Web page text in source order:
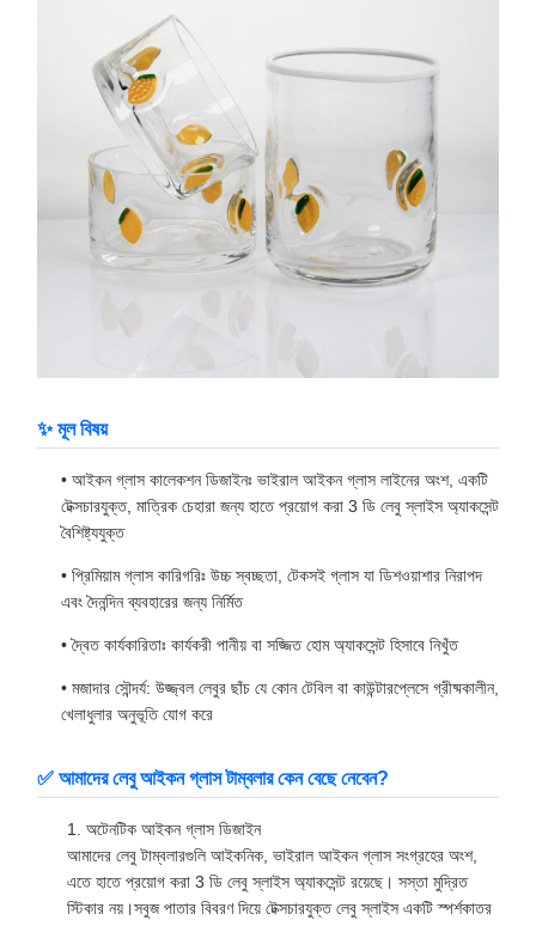
✨ মূল বিষয়
• আইকন গ্লাস কালেকশন ডিজাইনঃ ভাইরাল আইকন গ্লাস লাইনের অংশ, একটি
টেক্সচারযুক্ত, মাত্রিক চেহারা জন্য হাতে প্রয়োগ করা 3 ডি লেবু স্লাইস অ্যাকসেন্ট
বৈশিষ্ট্যযুক্ত
• প্রিমিয়াম গ্লাস কারিগরিঃ উচ্চ স্বচ্ছতা, টেকসই গ্লাস যা ডিশওয়াশার নিরাপদ
এবং দৈনন্দিন ব্যবহারের জন্য নির্মিত
• দ্বৈত কার্যকারিতাঃ কার্যকরী পানীয় বা সজ্জিত হোম অ্যাকসেন্ট হিসাবে নিখুঁত
• মজাদার সৌন্দর্য: উজ্জ্বল লেবুর ছাঁচ যে কোন টেবিল বা কাউন্টারপ্লেসে গ্রীষ্মকালীন,
খেলাধুলার অনুভূতি যোগ করে
✅ আমাদের লেবু আইকন গ্লাস টাম্বলার কেন বেছে নেবেন?
1. অটেনটিক আইকন গ্লাস ডিজাইন
আমাদের লেবু টাম্বলারগুলি আইকনিক, ভাইরাল আইকন গ্লাস সংগ্রহের অংশ,
এতে হাতে প্রয়োগ করা 3 ডি লেবু স্লাইস অ্যাকসেন্ট রয়েছে। সস্তা মুদ্রিত
স্টিকার নয়।সবুজ পাতার বিবরণ দিয়ে টেক্সচারযুক্ত লেবু স্লাইস একটি স্পর্শকাতর